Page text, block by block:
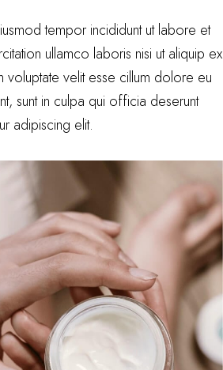
tempor incididunt ut labore et
ullamco laboris nisi ut aliquip ex
velit esse cillum dolore eu
sunt in culpa qui officia deserunt
adipiscing elit.